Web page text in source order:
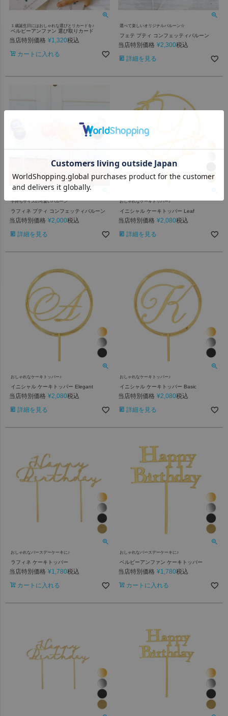
１歳誕生日にはおしゃれな選びとリカードを♪
ベルビーアンファン 選び取りカード
当店特別価格 ¥1,320税込
カートに入れる
選べて楽しいオリジナルバルーン☆
フェテ プティ コンフェッティバルーン
当店特別価格 ¥2,300税込
詳細を見る
手持ちサイズの可愛いバルーン
ラフィネ プティ コンフェッティバルーン
当店特別価格 ¥2,000税込
詳細を見る
おしゃれなケーキトッパー♪
イニシャル ケーキトッパー Leaf
当店特別価格 ¥2,080税込
詳細を見る
おしゃれなケーキトッパー♪
イニシャル ケーキトッパー Elegant
当店特別価格 ¥2,080税込
詳細を見る
おしゃれなケーキトッパー♪
イニシャル ケーキトッパー Basic
当店特別価格 ¥2,080税込
詳細を見る
おしゃれなバースデーケーキに♪
ラフィネ ケーキトッパー
当店特別価格 ¥1,780税込
カートに入れる
おしゃれなバースデーケーキに♪
ベルビーアンファン ケーキトッパー
当店特別価格 ¥1,780税込
カートに入れる